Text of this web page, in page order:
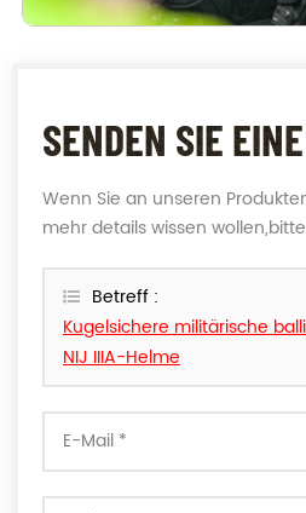
SENDEN SIE
Wenn Sie an unseren
mehr details wissen
können.Betreff :
Kugelsichere militärische
NIJ IIIA-Helme